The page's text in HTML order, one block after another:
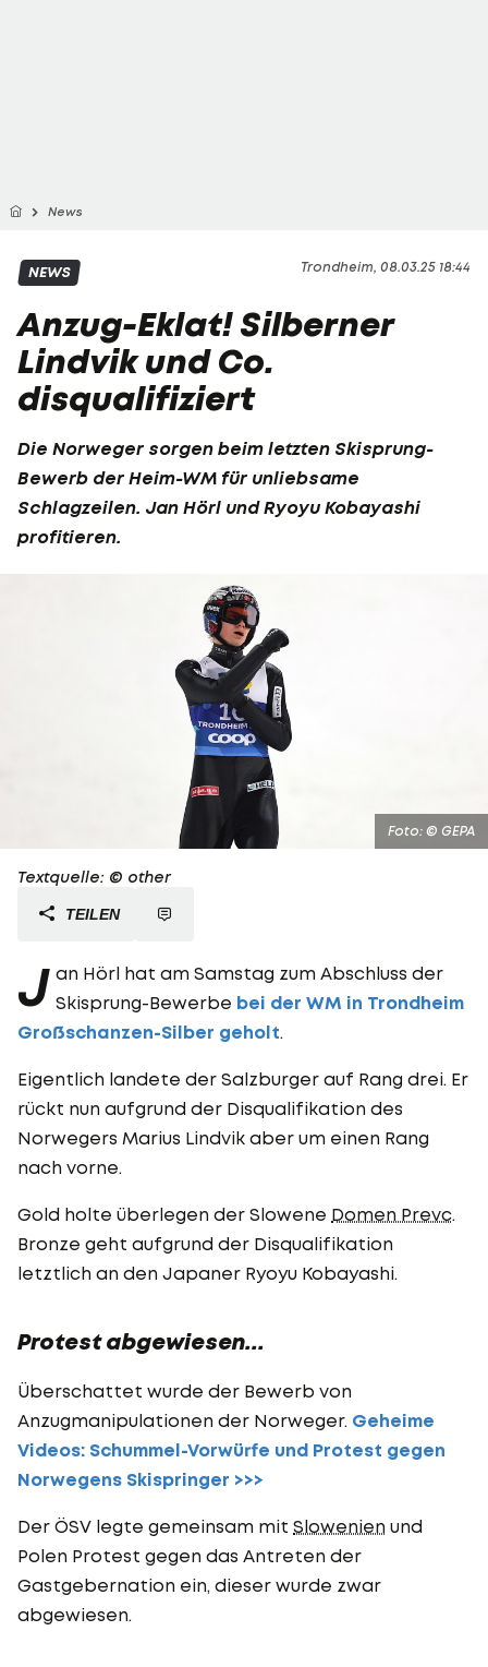
News
Trondheim, 08.03.25 18:44
NEWS
Anzug-Eklat! Silberner
Lindvik und Co.
disqualifiziert
Die Norweger sorgen beim letzten Skisprung-
Bewerb der Heim-WM für unliebsame
Schlagzeilen. Jan Hörl und Ryoyu Kobayashi
profitieren.
Foto: © GEPA
Textquelle: © other
TEILEN
J an Hörl hat am Samstag zum Abschluss der
Skisprung-Bewerbe bei der WM in Trondheim
Großschanzen-Silber geholt.
Eigentlich landete der Salzburger auf Rang drei. Er
rückt nun aufgrund der Disqualifikation des
Norwegers Marius Lindvik aber um einen Rang
nach vorne.
Gold holte überlegen der Slowene Domen Prevc.
Bronze geht aufgrund der Disqualifikation
letztlich an den Japaner Ryoyu Kobayashi.
Protest abgewiesen...
Überschattet wurde der Bewerb von
Anzugmanipulationen der Norweger. Geheime
Videos: Schummel-Vorwürfe und Protest gegen
Norwegens Skispringer >>>
Der ÖSV legte gemeinsam mit Slowenien und
Polen Protest gegen das Antreten der
Gastgebernation ein, dieser wurde zwar
abgewiesen.